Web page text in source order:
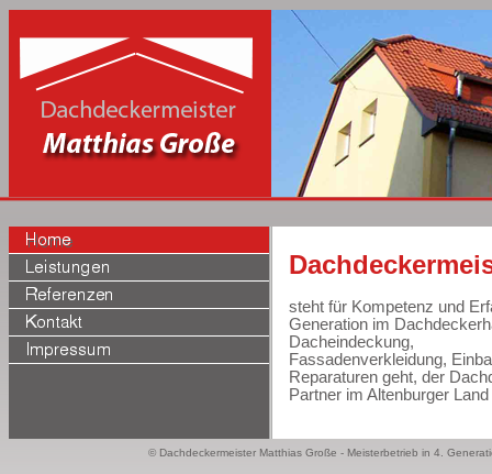
steht für Kompetenz und
Generation im
Dacheindeckung,
Fassadenverkleidung,
Reparaturen geht, der
Partner im Altenburger
© Dachdeckermeister Matthias Große - Meisterbetrieb in 4.